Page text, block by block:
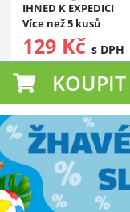
IHNED K EXPEDICI
Více než 5 kusů
129 Kč s DPH
KOUPIT